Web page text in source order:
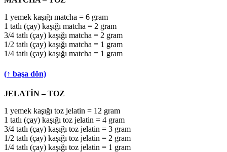
1 yemek kaşığı matcha = 6 gram
1 tatlı (çay) kaşığı matcha = 2 gram
3/4 tatlı (çay) kaşığı matcha = 2 gram
1/2 tatlı (çay) kaşığı matcha = 1 gram
1/4 tatlı (çay) kaşığı matcha = 1 gram
(↑ başa dön)
JELATİN – TOZ
1 yemek kaşığı toz jelatin = 12 gram
1 tatlı (çay) kaşığı toz jelatin = 4 gram
3/4 tatlı (çay) kaşığı toz jelatin = 3 gram
1/2 tatlı (çay) kaşığı toz jelatin = 2 gram
1/4 tatlı (çay) kaşığı toz jelatin = 1 gram